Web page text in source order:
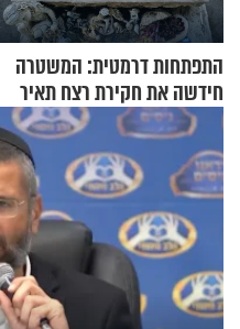
התפתחות דרמטית: המשטרה
חידשה את חקירת רצח תאיר
ראדה